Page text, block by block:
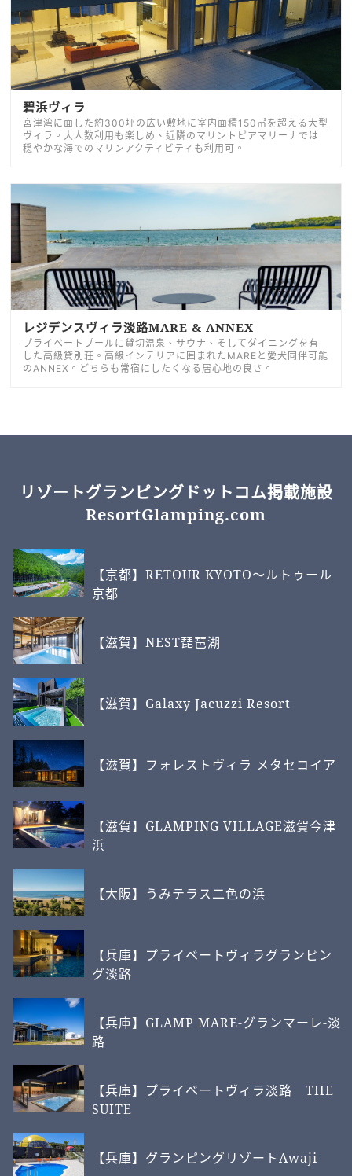
碧浜ヴィラ
宮津湾に面した約300坪の広い敷地に室内面積150㎡を超える大型
ヴィラ。大人数利用も楽しめ、近隣のマリントピアマリーナでは
穏やかな海でのマリンアクティビティも利用可。
レジデンスヴィラ淡路MARE & ANNEX
プライベートプールに貸切温泉、サウナ、そしてダイニングを有
した高級貸別荘。高級インテリアに囲まれたMAREと愛犬同伴可能
のANNEX。どちらも常宿にしたくなる居心地の良さ。
リゾートグランピングドットコム掲載施設
ResortGlamping.com
【京都】RETOUR KYOTO～ルトゥール
京都
【滋賀】NEST琵琶湖
【滋賀】Galaxy Jacuzzi Resort
【滋賀】フォレストヴィラ メタセコイア
【滋賀】GLAMPING VILLAGE滋賀今津
浜
【大阪】うみテラス二色の浜
【兵庫】プライベートヴィラグランピン
グ淡路
【兵庫】GLAMP MARE-グランマーレ-淡
路
【兵庫】プライベートヴィラ淡路 THE
SUITE
【兵庫】グランピングリゾートAwaji